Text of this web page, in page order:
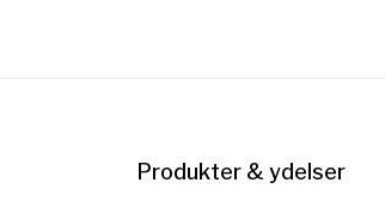
Produkter & ydelser